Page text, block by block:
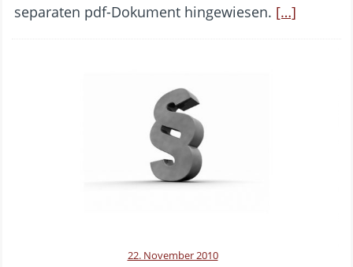
separaten pdf-Dokument hingewiesen. […]
22. November 2010